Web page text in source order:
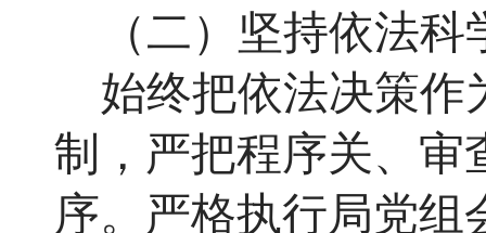
（二）坚持依法
始终把依法决策作
制，严把程序关、审
序。严格执行局党组